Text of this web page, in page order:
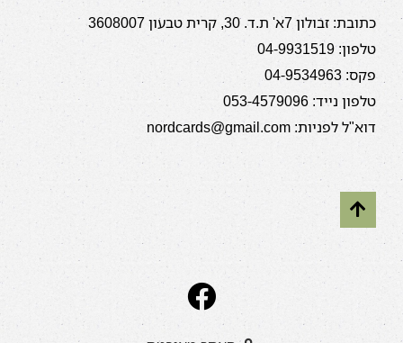
כתובת: זבולון 7א' ת.ד. 30, קרית טבעון 3608007
טלפון: 04-9931519
פקס: 04-9534963
טלפון נייד: 053-4579096
דוא"ל לפניות: nordcards@gmail.com